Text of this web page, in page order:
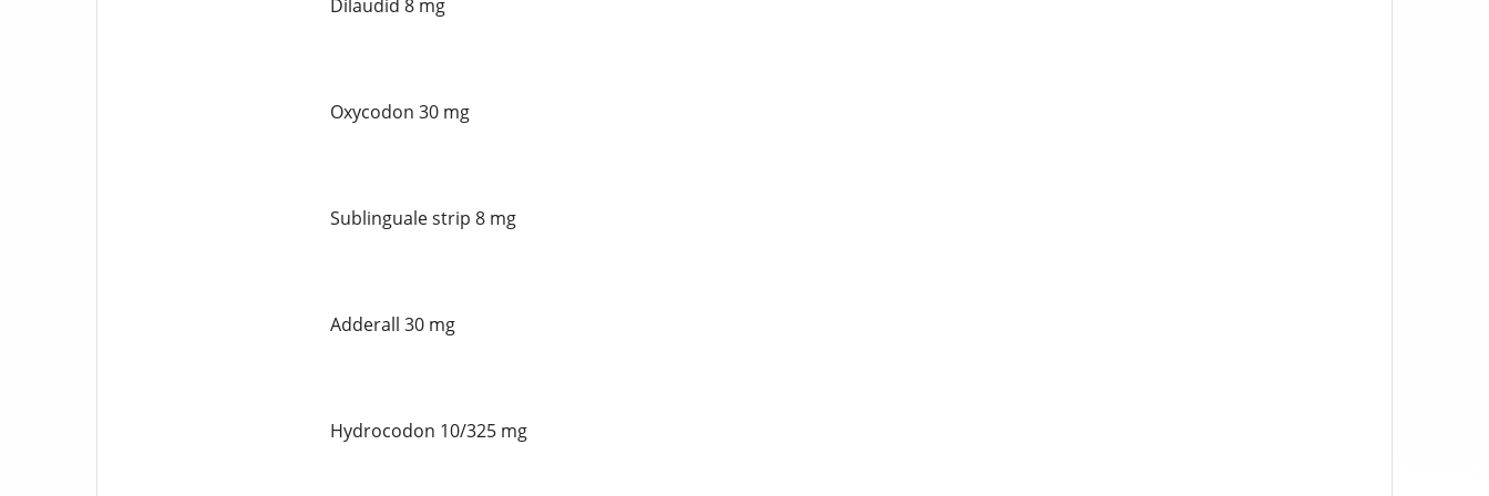
Dilaudid 8 mg
Oxycodon 30 mg
Sublinguale strip 8 mg
Adderall 30 mg
Hydrocodon 10/325 mg